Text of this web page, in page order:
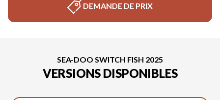
DEMANDE DE PRIX
SEA-DOO SWITCH FISH 2025
VERSIONS DISPONIBLES